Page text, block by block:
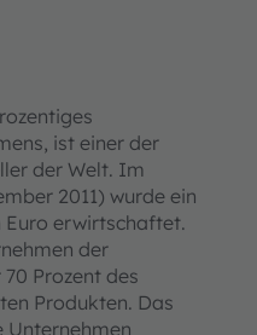
ist einer der
der Welt. Im
2011) wurde ein
Euro erwirtschaftet.
der
Prozent des
Produkten. Das